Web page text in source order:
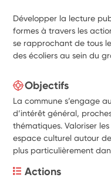
Développer la lecture
formes à travers les
se rapprochant de tous
des écoliers au sein du
Objectifs
La commune s’engage
d’intérêt général,
thématiques. Valoriser
espace culturel autour
plus particulièrement
Actions